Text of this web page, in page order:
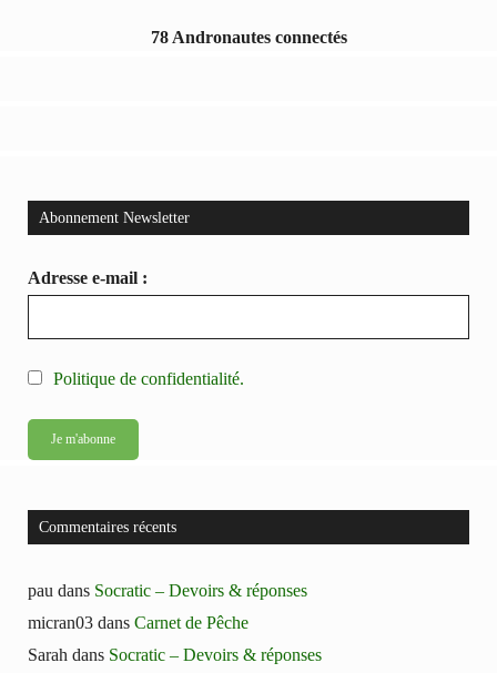
78 Andronautes connectés
Abonnement Newsletter
Adresse e-mail :
Politique de confidentialité.
Commentaires récents
pau dans Socratic – Devoirs & réponses
micran03 dans Carnet de Pêche
Sarah dans Socratic – Devoirs & réponses